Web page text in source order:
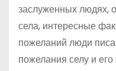
заслуженных людях,
села, интересные
пожеланий люди
пожелания селу и